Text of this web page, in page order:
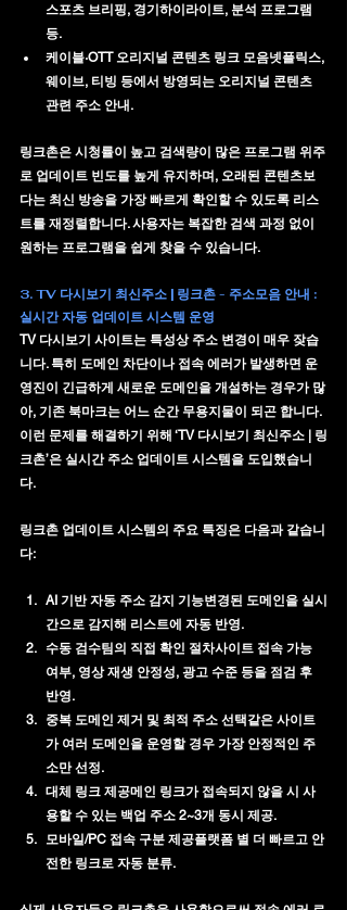
스포츠 브리핑, 경기하이라이트, 분석 프로그램
등.
케이블·OTT 오리지널 콘텐츠 링크 모음넷플릭스,
웨이브, 티빙 등에서 방영되는 오리지널 콘텐츠
관련 주소 안내.
링크촌은 시청률이 높고 검색량이 많은 프로그램 위주
로 업데이트 빈도를 높게 유지하며, 오래된 콘텐츠보
다는 최신 방송을 가장 빠르게 확인할 수 있도록 리스
트를 재정렬합니다. 사용자는 복잡한 검색 과정 없이
원하는 프로그램을 쉽게 찾을 수 있습니다.
3. TV 다시보기 최신주소 | 링크촌 - 주소모음 안내 :
실시간 자동 업데이트 시스템 운영
TV 다시보기 사이트는 특성상 주소 변경이 매우 잦습
니다. 특히 도메인 차단이나 접속 에러가 발생하면 운
영진이 긴급하게 새로운 도메인을 개설하는 경우가 많
아, 기존 북마크는 어느 순간 무용지물이 되곤 합니다.
이런 문제를 해결하기 위해 ‘TV 다시보기 최신주소 | 링
크촌’은 실시간 주소 업데이트 시스템을 도입했습니
다.
링크촌 업데이트 시스템의 주요 특징은 다음과 같습니
다:
AI 기반 자동 주소 감지 기능변경된 도메인을 실시
간으로 감지해 리스트에 자동 반영.
수동 검수팀의 직접 확인 절차사이트 접속 가능
여부, 영상 재생 안정성, 광고 수준 등을 점검 후
반영.
중복 도메인 제거 및 최적 주소 선택같은 사이트
가 여러 도메인을 운영할 경우 가장 안정적인 주
소만 선정.
대체 링크 제공메인 링크가 접속되지 않을 시 사
용할 수 있는 백업 주소 2~3개 동시 제공.
모바일/PC 접속 구분 제공플랫폼 별 더 빠르고 안
전한 링크로 자동 분류.